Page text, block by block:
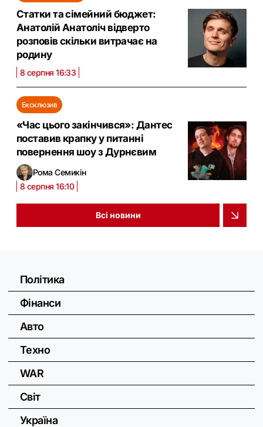
Статки та сімейний бюджет:
Анатолій Анатоліч відверто
розповів скільки витрачає на
родину
8 серпня 16:33
Ексклюзив
«Час цього закінчився»: Дантес
поставив крапку у питанні
повернення шоу з Дурнєвим
Рома Семикін
8 серпня 16:10
Всі новини
Політика
Фінанси
Авто
Техно
WAR
Світ
Україна